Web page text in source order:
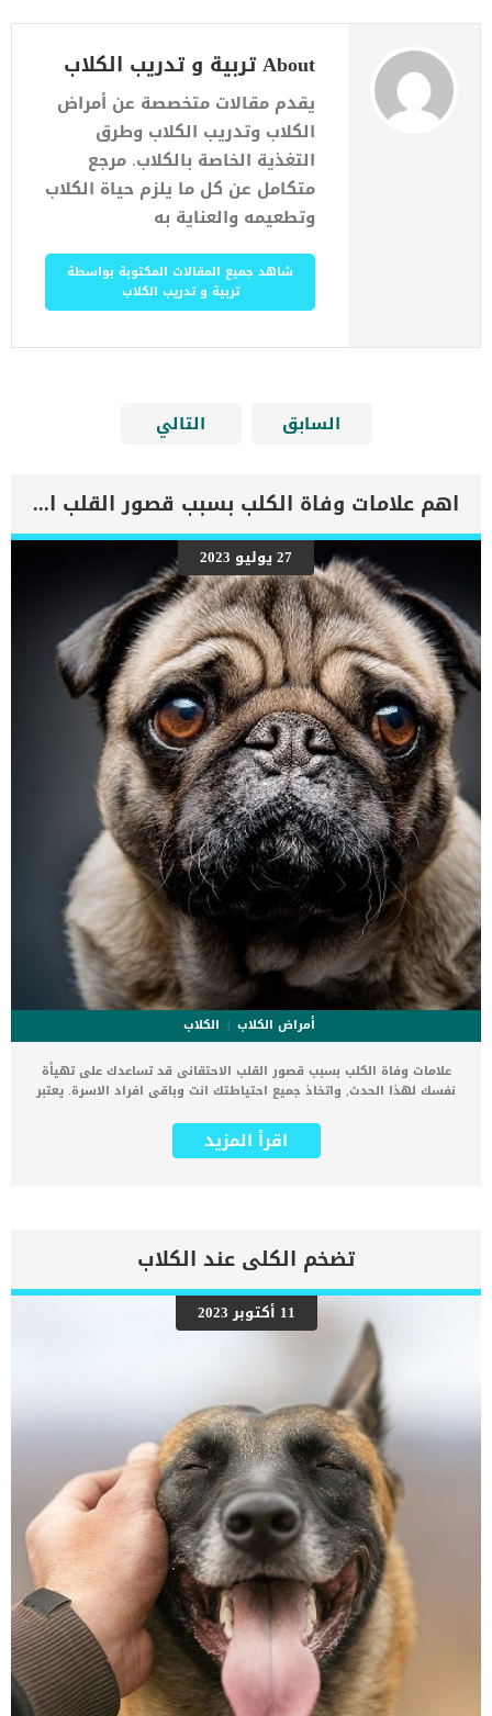
About تربية و تدريب الكلاب
يقدم مقالات متخصصة عن أمراض
الكلاب وتدريب الكلاب وطرق
التغذية الخاصة بالكلاب. مرجع
متكامل عن كل ما يلزم حياة الكلاب
وتطعيمه والعناية به
شاهد جميع المقالات المكتوبة بواسطة
تربية و تدريب الكلاب
السابق التالي
اهم علامات وفاة الكلب بسبب قصور القلب الاحتقانى
27 يوليو 2023
أمراض الكلاب
الكلاب
علامات وفاة الكلب بسبب قصور القلب الاحتقانى قد تساعدك على تهيأة
نفسك لهذا الحدث, واتخاذ جميع احتياطتك انت وباقى افراد الاسرة. يعتبر
يتعرض لها جميع الكائنات الحية بما فى ذلك الكلاب والقطط. كما ان القلب
يعتبر عضوا رئيسيا فى جسم الكلاب, واى قصور به يعتبر قصور فى باقى
اعراض وعلامات تضخم القلب عند الكلاب فى هذا المقال سنطلعك على
بعض العلامات التي تشير إلى أن كلبك قد اقترب من مرحلة يحتافيها إلى
رعاية المسنين أو قد تفكر في القتل الرحيم. يمكننا اختصار هذه العلامات
على شكل مجموعة من المراحل التى يتدرجها الكلب الى ان يصل الى
النهاية. اهم علامات وفاة الكلاب بسبب قصور القلب الاحتقانى كما ذكرنا
ستكون هذه العلامات عبارة عن مراحل متدرجة الى المرحلة الاخيرة وهى
الوفاة. _المرحلة الاولى, تظهر ان الكلب معرض لخطر الإصابة بسرطان
القلب ، ولكن ليس لديه أعراض ولا تغييرات في القلب. _المرحلة
الثانية,يعاني الكلب […]
اقرأ المزيد
تضخم الكلى عند الكلاب
11 أكتوبر 2023